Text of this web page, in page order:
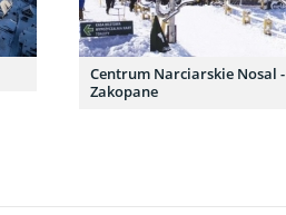
Centrum Narciarskie Nosal -
Zakopane